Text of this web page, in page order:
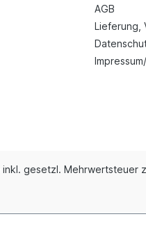
AGB
Lieferung,
inkl. gesetzl. Mehrwertsteuer